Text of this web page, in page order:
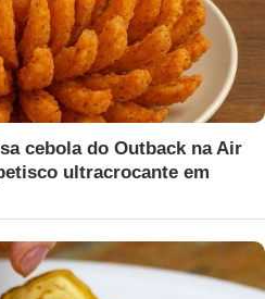
cebola do Outback na Air
ultracrocante em